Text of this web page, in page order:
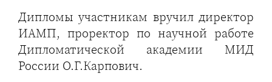
Дипломы участникам вручил директор
ИАМП, проректор по научной работе
Дипломатической академии МИД
России О.Г.Карпович.